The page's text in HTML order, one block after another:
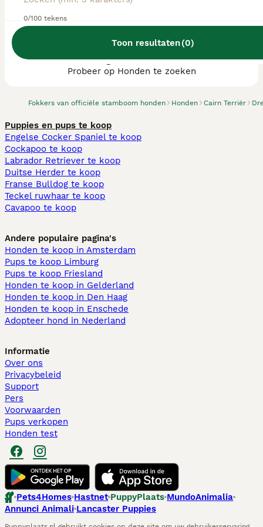
0/100 tekens
Toon resultaten(0)
Fokkers van officiële stamboom honden Honden Cairn Terriër
We hebben 0 Cairn Terriër fokkers, Tynaarlo
gevonden.
Probeer op Honden te zoeken
Puppies en pups te koop
Engelse Cocker Spaniel te koop
Cockapoo te koop
Labrador Retriever te koop
Duitse Herder te koop
Franse Bulldog te koop
Teckel ruwhaar te koop
Cavapoo te koop
Andere populaire pagina's
Honden te koop in Amsterdam
Pups te koop Limburg​
Pups te koop Friesland​
Honden te koop in Gelderland
Honden te koop in Den Haag
Honden te koop in Enschede
Adopteer hond in Nederland
Informatie
Over ons
Privacybeleid
Support
Pers
Voorwaarden
Pups verkopen
Honden test
Pets4Homes Hastnet PuppyPlaats MundoAnimalia
Annunci Animali Lancaster Puppies